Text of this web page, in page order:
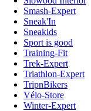
Smash-Expert
Sneak'In
Sneakids
Sport is good
Training-Fit
Trek-Expert
Triathlon-Expert
TripnBikers
Vélo-Store
Winter-Expert